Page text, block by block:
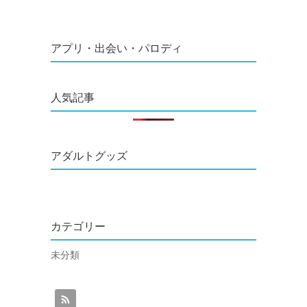
アプリ・出会い・パロディ
人気記事
アダルトグッズ
カテゴリー
未分類